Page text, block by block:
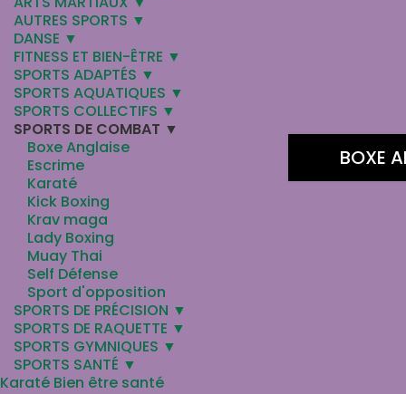
AUTRES SPORTS ▼
DANSE ▼
FITNESS ET BIEN-ÊTRE ▼
SPORTS ADAPTÉS ▼
SPORTS AQUATIQUES ▼
SPORTS COLLECTIFS ▼
SPORTS DE COMBAT ▼
Boxe Anglaise
Escrime
Karaté
Kick Boxing
Krav maga
Lady Boxing
Muay Thai
Self Défense
Sport d'opposition
SPORTS DE PRÉCISION ▼
SPORTS DE RAQUETTE ▼
SPORTS GYMNIQUES ▼
SPORTS SANTÉ ▼
Karaté Bien être santé
BOXE